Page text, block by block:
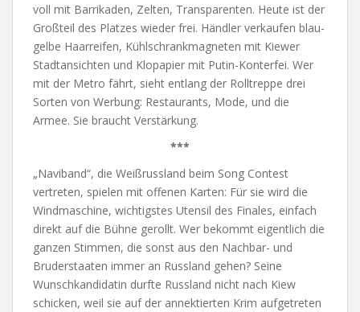
voll mit Barrikaden, Zelten, Transparenten. Heute ist der
Großteil des Platzes wieder frei. Händler verkaufen blau-
gelbe Haarreifen, Kühlschrankmagneten mit Kiewer
Stadtansichten und Klopapier mit Putin-Konterfei. Wer
mit der Metro fährt, sieht entlang der Rolltreppe drei
Sorten von Werbung: Restaurants, Mode, und die
Armee. Sie braucht Verstärkung.
***
„Naviband“, die Weißrussland beim Song Contest
vertreten, spielen mit offenen Karten: Für sie wird die
Windmaschine, wichtigstes Utensil des Finales, einfach
direkt auf die Bühne gerollt. Wer bekommt eigentlich die
ganzen Stimmen, die sonst aus den Nachbar- und
Bruderstaaten immer an Russland gehen? Seine
Wunschkandidatin durfte Russland nicht nach Kiew
schicken, weil sie auf der annektierten Krim aufgetreten